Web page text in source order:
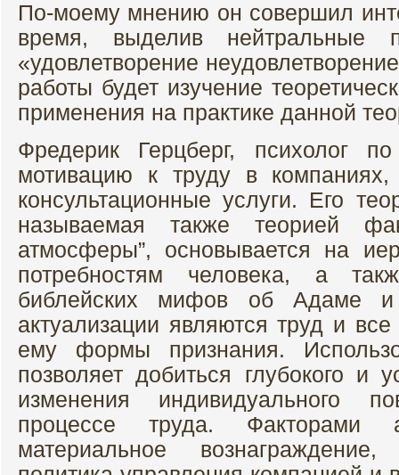
По-моему мнению он совершил
время, выделив нейтральные
«удовлетворение
работы будет изучение
применения на практике данной
Фредерик Герцберг, психолог
мотивацию к труду в
консультационные услуги. Его
называемая также теорией
атмосферы”, основывается на
потребностям человека, а
библейских мифов об Адаме и
актуализации являются труд и
ему формы признания.
позволяет добиться глубокого и
изменения индивидуального
процессе труда. Факторами
материальное